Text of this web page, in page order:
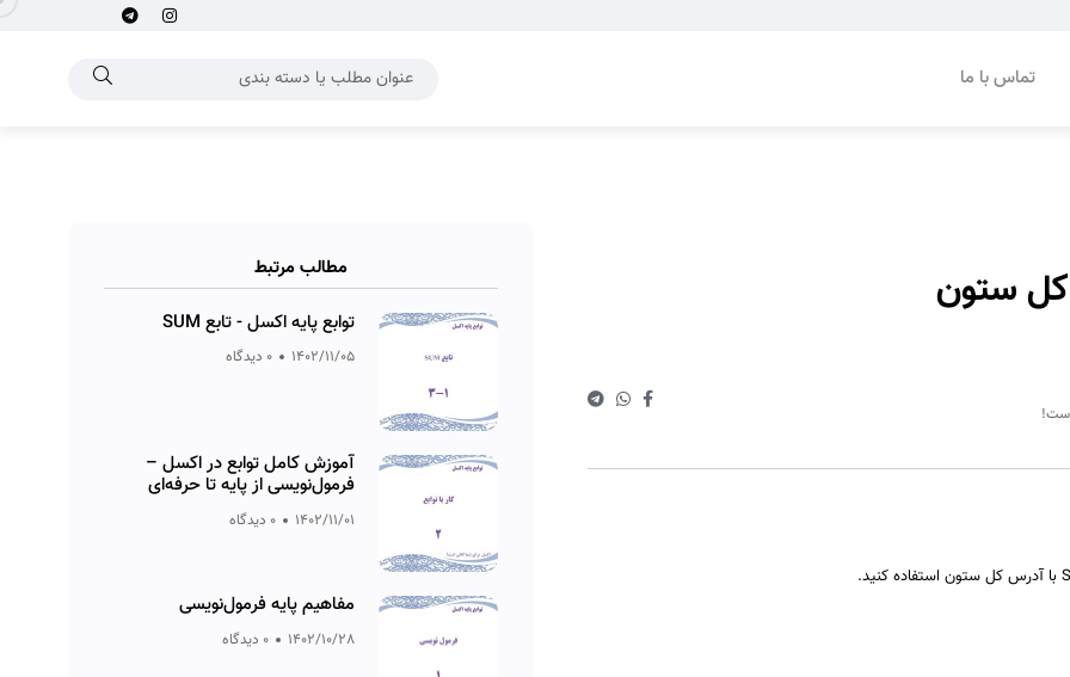
تماس با ما
مطالب مرتبط
توابع پایه اکسل - تابع SUM
1402/11/05 0 دیدگاه
آموزش کامل توابع در اکسل –
فرمول‌نویسی از پایه تا حرفه‌ای
1402/11/01 0 دیدگاه
مفاهیم پایه فرمول‌نویسی
1402/10/28 0 دیدگاه